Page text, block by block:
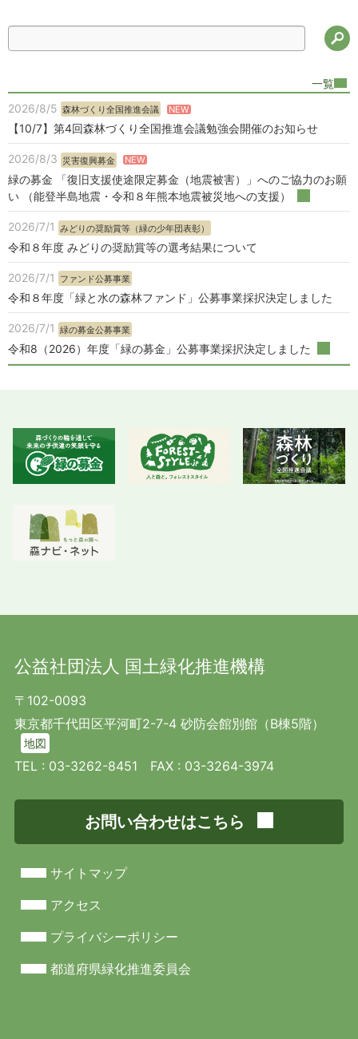
検
一覧
2026/8/5 森林づくり全国推進会議 NEW
【10/7】第4回森林づくり全国推進会議勉強会開催のお知らせ
2026/8/3 災害復興募金 NEW
緑の募金 「復旧支援使途限定募金（地震被害）」へのご協力のお願
い （能登半島地震・令和８年熊本地震被災地への支援）
2026/7/1 みどりの奨励賞等（緑の少年団表彰）
令和８年度 みどりの奨励賞等の選考結果について
2026/7/1 ファンド公募事業
令和８年度「緑と水の森林ファンド」公募事業採択決定しました
2026/7/1 緑の募金公募事業
令和8（2026）年度「緑の募金」公募事業採択決定しました
公益社団法人 国土緑化推進機構
〒102-0093
東京都千代田区平河町2-7-4 砂防会館別館（B棟5階）
地図
TEL : 03-3262-8451 FAX : 03-3264-3974
お問い合わせはこちら
サイトマップ
アクセス
プライバシーポリシー
都道府県緑化推進委員会